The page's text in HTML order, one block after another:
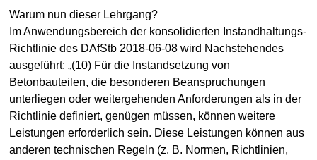
Warum nun dieser Lehrgang?
Im Anwendungsbereich der konsolidierten Instandhaltungs-
Richtlinie des DAfStb 2018-06-08 wird Nachstehendes
ausgeführt: „(10) Für die Instandsetzung von
Betonbauteilen, die besonderen Beanspruchungen
unterliegen oder weitergehenden Anforderungen als in der
Richtlinie definiert, genügen müssen, können weitere
Leistungen erforderlich sein. Diese Leistungen können aus
anderen technischen Regeln (z. B. Normen, Richtlinien,